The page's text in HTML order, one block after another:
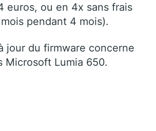
euros, ou en 4x sans frais
pendant 4 mois).
jour du firmware concerne
Microsoft Lumia 650.